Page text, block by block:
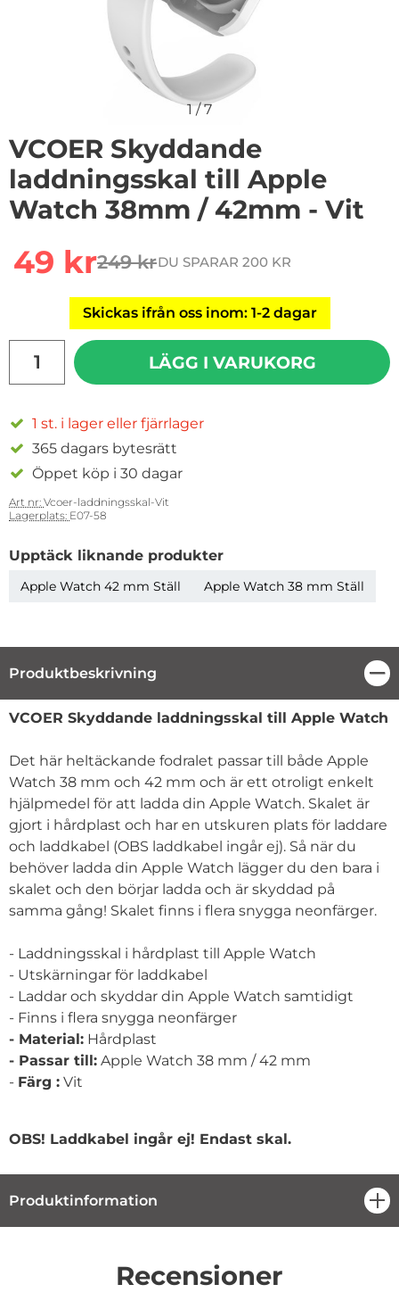
1/7
VCOER Skyddande
laddningsskal till Apple
Watch 38mm / 42mm - Vit
rea pris
49 krtidigare pris
249 krDU SPARAR 200 KR
Skickas ifrån oss inom: 1-2 dagar
LÄGG I VARUKORG
1 st. i lager eller fjärrlager
365 dagars bytesrätt
Öppet köp i 30 dagar
Art nr: Vcoer-laddningsskal-Vit
Lagerplats: E07-58
Upptäck liknande produkter
Apple Watch 42 mm Ställ Apple Watch 38 mm Ställ
Produktbeskrivning
Produktbeskrivning
VCOER Skyddande laddningsskal till Apple Watch
Det här heltäckande fodralet passar till både Apple
Watch 38 mm och 42 mm och är ett otroligt enkelt
hjälpmedel för att ladda din Apple Watch. Skalet är
gjort i hårdplast och har en utskuren plats för laddare
och laddkabel (OBS laddkabel ingår ej). Så när du
behöver ladda din Apple Watch lägger du den bara i
skalet och den börjar ladda och är skyddad på
samma gång! Skalet finns i flera snygga neonfärger.
- Laddningsskal i hårdplast till Apple Watch
- Utskärningar för laddkabel
- Laddar och skyddar din Apple Watch samtidigt
- Finns i flera snygga neonfärger
- Material: Hårdplast
- Passar till: Apple Watch 38 mm / 42 mm
- Färg : Vit
OBS! Laddkabel ingår ej! Endast skal.
Produktinformation
Recensioner